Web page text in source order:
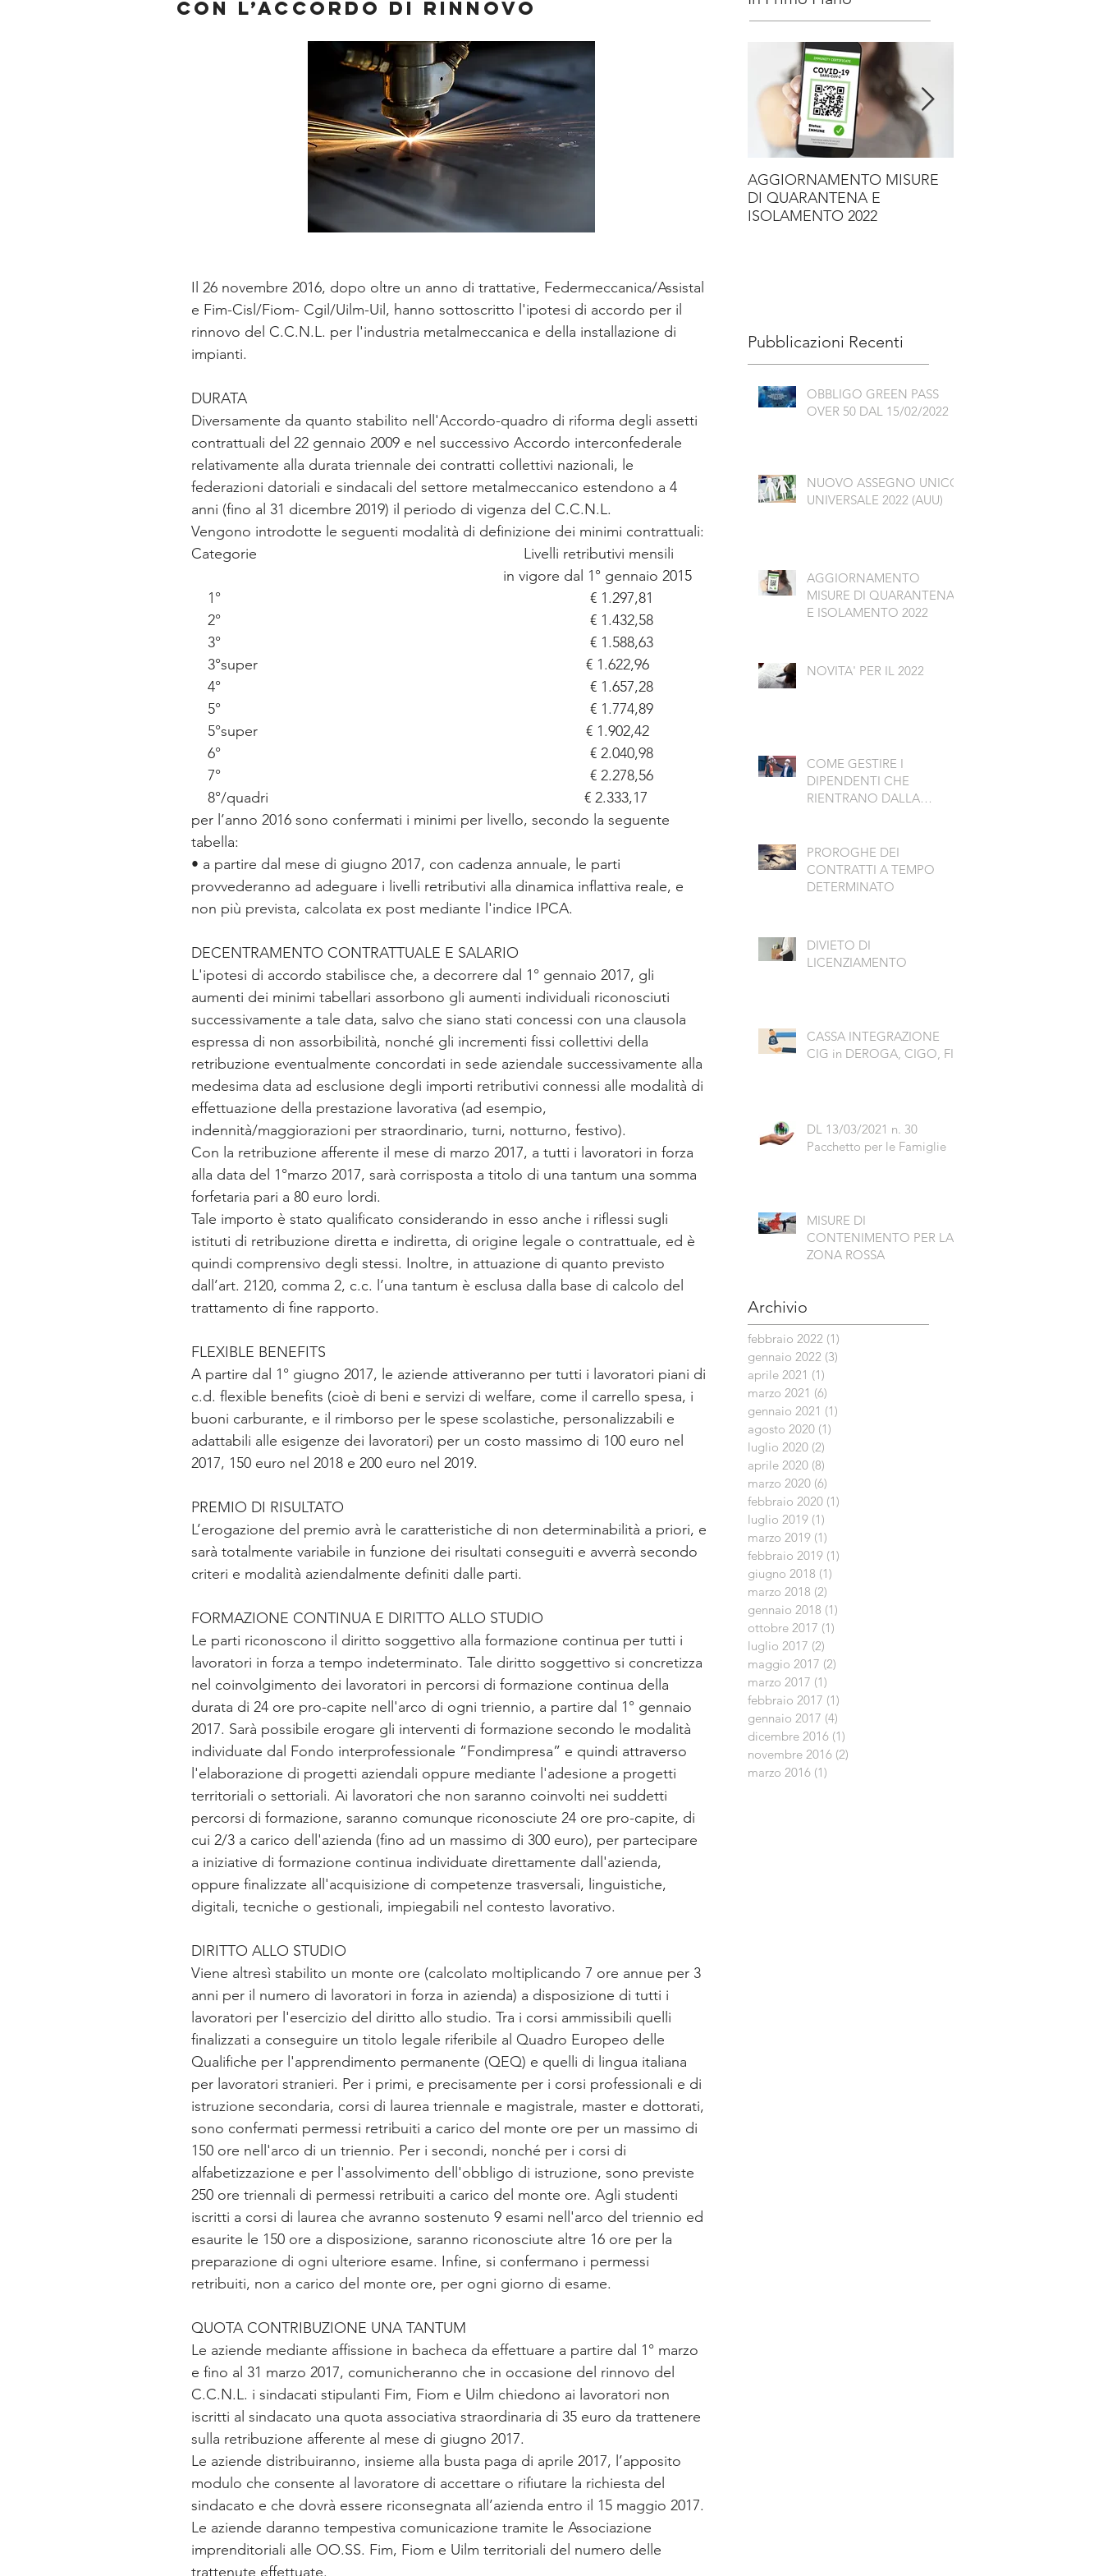
CON L’ACCORDO DI RINNOVO
Il 26 novembre 2016, dopo oltre un anno di trattative, Federmeccanica/Assistal
e Fim-Cisl/Fiom- Cgil/Uilm-Uil, hanno sottoscritto l'ipotesi di accordo per il
rinnovo del C.C.N.L. per l'industria metalmeccanica e della installazione di
impianti.
DURATA
Diversamente da quanto stabilito nell'Accordo-quadro di riforma degli assetti
contrattuali del 22 gennaio 2009 e nel successivo Accordo interconfederale
relativamente alla durata triennale dei contratti collettivi nazionali, le
federazioni datoriali e sindacali del settore metalmeccanico estendono a 4
anni (fino al 31 dicembre 2019) il periodo di vigenza del C.C.N.L.
Vengono introdotte le seguenti modalità di definizione dei minimi contrattuali:
Categorie                                                                 Livelli retributivi mensili
                                                                            in vigore dal 1° gennaio 2015
    1°                                                                                          € 1.297,81
    2°                                                                                          € 1.432,58
    3°                                                                                          € 1.588,63
    3°super                                                                                € 1.622,96
    4°                                                                                          € 1.657,28
    5°                                                                                          € 1.774,89
    5°super                                                                                € 1.902,42
    6°                                                                                          € 2.040,98
    7°                                                                                          € 2.278,56
    8°/quadri                                                                             € 2.333,17
per l’anno 2016 sono confermati i minimi per livello, secondo la seguente
tabella:
• a partire dal mese di giugno 2017, con cadenza annuale, le parti
provvederanno ad adeguare i livelli retributivi alla dinamica inflattiva reale, e
non più prevista, calcolata ex post mediante l'indice IPCA.
DECENTRAMENTO CONTRATTUALE E SALARIO
L'ipotesi di accordo stabilisce che, a decorrere dal 1° gennaio 2017, gli
aumenti dei minimi tabellari assorbono gli aumenti individuali riconosciuti
successivamente a tale data, salvo che siano stati concessi con una clausola
espressa di non assorbibilità, nonché gli incrementi fissi collettivi della
retribuzione eventualmente concordati in sede aziendale successivamente alla
medesima data ad esclusione degli importi retributivi connessi alle modalità di
effettuazione della prestazione lavorativa (ad esempio,
indennità/maggiorazioni per straordinario, turni, notturno, festivo).
Con la retribuzione afferente il mese di marzo 2017, a tutti i lavoratori in forza
alla data del 1°marzo 2017, sarà corrisposta a titolo di una tantum una somma
forfetaria pari a 80 euro lordi.
Tale importo è stato qualificato considerando in esso anche i riflessi sugli
istituti di retribuzione diretta e indiretta, di origine legale o contrattuale, ed è
quindi comprensivo degli stessi. Inoltre, in attuazione di quanto previsto
dall’art. 2120, comma 2, c.c. l’una tantum è esclusa dalla base di calcolo del
trattamento di fine rapporto.
FLEXIBLE BENEFITS
A partire dal 1° giugno 2017, le aziende attiveranno per tutti i lavoratori piani di
c.d. flexible benefits (cioè di beni e servizi di welfare, come il carrello spesa, i
buoni carburante, e il rimborso per le spese scolastiche, personalizzabili e
adattabili alle esigenze dei lavoratori) per un costo massimo di 100 euro nel
2017, 150 euro nel 2018 e 200 euro nel 2019.
PREMIO DI RISULTATO
L’erogazione del premio avrà le caratteristiche di non determinabilità a priori, e
sarà totalmente variabile in funzione dei risultati conseguiti e avverrà secondo
criteri e modalità aziendalmente definiti dalle parti.
FORMAZIONE CONTINUA E DIRITTO ALLO STUDIO
Le parti riconoscono il diritto soggettivo alla formazione continua per tutti i
lavoratori in forza a tempo indeterminato. Tale diritto soggettivo si concretizza
nel coinvolgimento dei lavoratori in percorsi di formazione continua della
durata di 24 ore pro-capite nell'arco di ogni triennio, a partire dal 1° gennaio
2017. Sarà possibile erogare gli interventi di formazione secondo le modalità
individuate dal Fondo interprofessionale “Fondimpresa” e quindi attraverso
l'elaborazione di progetti aziendali oppure mediante l'adesione a progetti
territoriali o settoriali. Ai lavoratori che non saranno coinvolti nei suddetti
percorsi di formazione, saranno comunque riconosciute 24 ore pro-capite, di
cui 2/3 a carico dell'azienda (fino ad un massimo di 300 euro), per partecipare
a iniziative di formazione continua individuate direttamente dall'azienda,
oppure finalizzate all'acquisizione di competenze trasversali, linguistiche,
digitali, tecniche o gestionali, impiegabili nel contesto lavorativo.
DIRITTO ALLO STUDIO
Viene altresì stabilito un monte ore (calcolato moltiplicando 7 ore annue per 3
anni per il numero di lavoratori in forza in azienda) a disposizione di tutti i
lavoratori per l'esercizio del diritto allo studio. Tra i corsi ammissibili quelli
finalizzati a conseguire un titolo legale riferibile al Quadro Europeo delle
Qualifiche per l'apprendimento permanente (QEQ) e quelli di lingua italiana
per lavoratori stranieri. Per i primi, e precisamente per i corsi professionali e di
istruzione secondaria, corsi di laurea triennale e magistrale, master e dottorati,
sono confermati permessi retribuiti a carico del monte ore per un massimo di
150 ore nell'arco di un triennio. Per i secondi, nonché per i corsi di
alfabetizzazione e per l'assolvimento dell'obbligo di istruzione, sono previste
250 ore triennali di permessi retribuiti a carico del monte ore. Agli studenti
iscritti a corsi di laurea che avranno sostenuto 9 esami nell'arco del triennio ed
esaurite le 150 ore a disposizione, saranno riconosciute altre 16 ore per la
preparazione di ogni ulteriore esame. Infine, si confermano i permessi
retribuiti, non a carico del monte ore, per ogni giorno di esame.
QUOTA CONTRIBUZIONE UNA TANTUM
Le aziende mediante affissione in bacheca da effettuare a partire dal 1° marzo
e fino al 31 marzo 2017, comunicheranno che in occasione del rinnovo del
C.C.N.L. i sindacati stipulanti Fim, Fiom e Uilm chiedono ai lavoratori non
iscritti al sindacato una quota associativa straordinaria di 35 euro da trattenere
sulla retribuzione afferente al mese di giugno 2017.
Le aziende distribuiranno, insieme alla busta paga di aprile 2017, l’apposito
modulo che consente al lavoratore di accettare o rifiutare la richiesta del
sindacato e che dovrà essere riconsegnata all’azienda entro il 15 maggio 2017.
Le aziende daranno tempestiva comunicazione tramite le Associazione
imprenditoriali alle OO.SS. Fim, Fiom e Uilm territoriali del numero delle
trattenute effettuate.
AGGIORNAMENTO MISURE
DI QUARANTENA E
ISOLAMENTO 2022
Pubblicazioni Recenti
OBBLIGO GREEN PASS
OVER 50 DAL 15/02/2022
NUOVO ASSEGNO UNICO
UNIVERSALE 2022 (AUU)
AGGIORNAMENTO
MISURE DI QUARANTENA
E ISOLAMENTO 2022
NOVITA' PER IL 2022
COME GESTIRE I
DIPENDENTI CHE
RIENTRANO DALLA
PROROGHE DEI
CONTRATTI A TEMPO
DETERMINATO
DIVIETO DI
LICENZIAMENTO
CASSA INTEGRAZIONE
CIG in DEROGA, CIGO, FIS
DL 13/03/2021 n. 30
Pacchetto per le Famiglie
MISURE DI
CONTENIMENTO PER LA
ZONA ROSSA
Archivio
febbraio 2022 (1)
gennaio 2022 (3)
aprile 2021 (1)
marzo 2021 (6)
gennaio 2021 (1)
agosto 2020 (1)
luglio 2020 (2)
aprile 2020 (8)
marzo 2020 (6)
febbraio 2020 (1)
luglio 2019 (1)
marzo 2019 (1)
febbraio 2019 (1)
giugno 2018 (1)
marzo 2018 (2)
gennaio 2018 (1)
ottobre 2017 (1)
luglio 2017 (2)
maggio 2017 (2)
marzo 2017 (1)
febbraio 2017 (1)
gennaio 2017 (4)
dicembre 2016 (1)
novembre 2016 (2)
marzo 2016 (1)